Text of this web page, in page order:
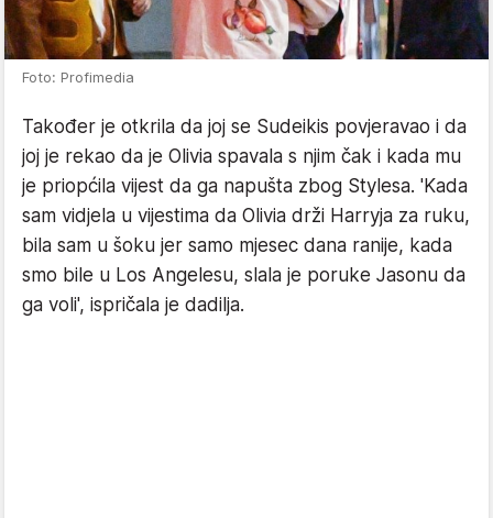
Foto: Profimedia
Također je otkrila da joj se Sudeikis povjeravao i da
joj je rekao da je Olivia spavala s njim čak i kada mu
je priopćila vijest da ga napušta zbog Stylesa. 'Kada
sam vidjela u vijestima da Olivia drži Harryja za ruku,
bila sam u šoku jer samo mjesec dana ranije, kada
smo bile u Los Angelesu, slala je poruke Jasonu da
ga voli', ispričala je dadilja.